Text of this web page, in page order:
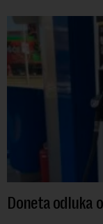
Doneta odluka